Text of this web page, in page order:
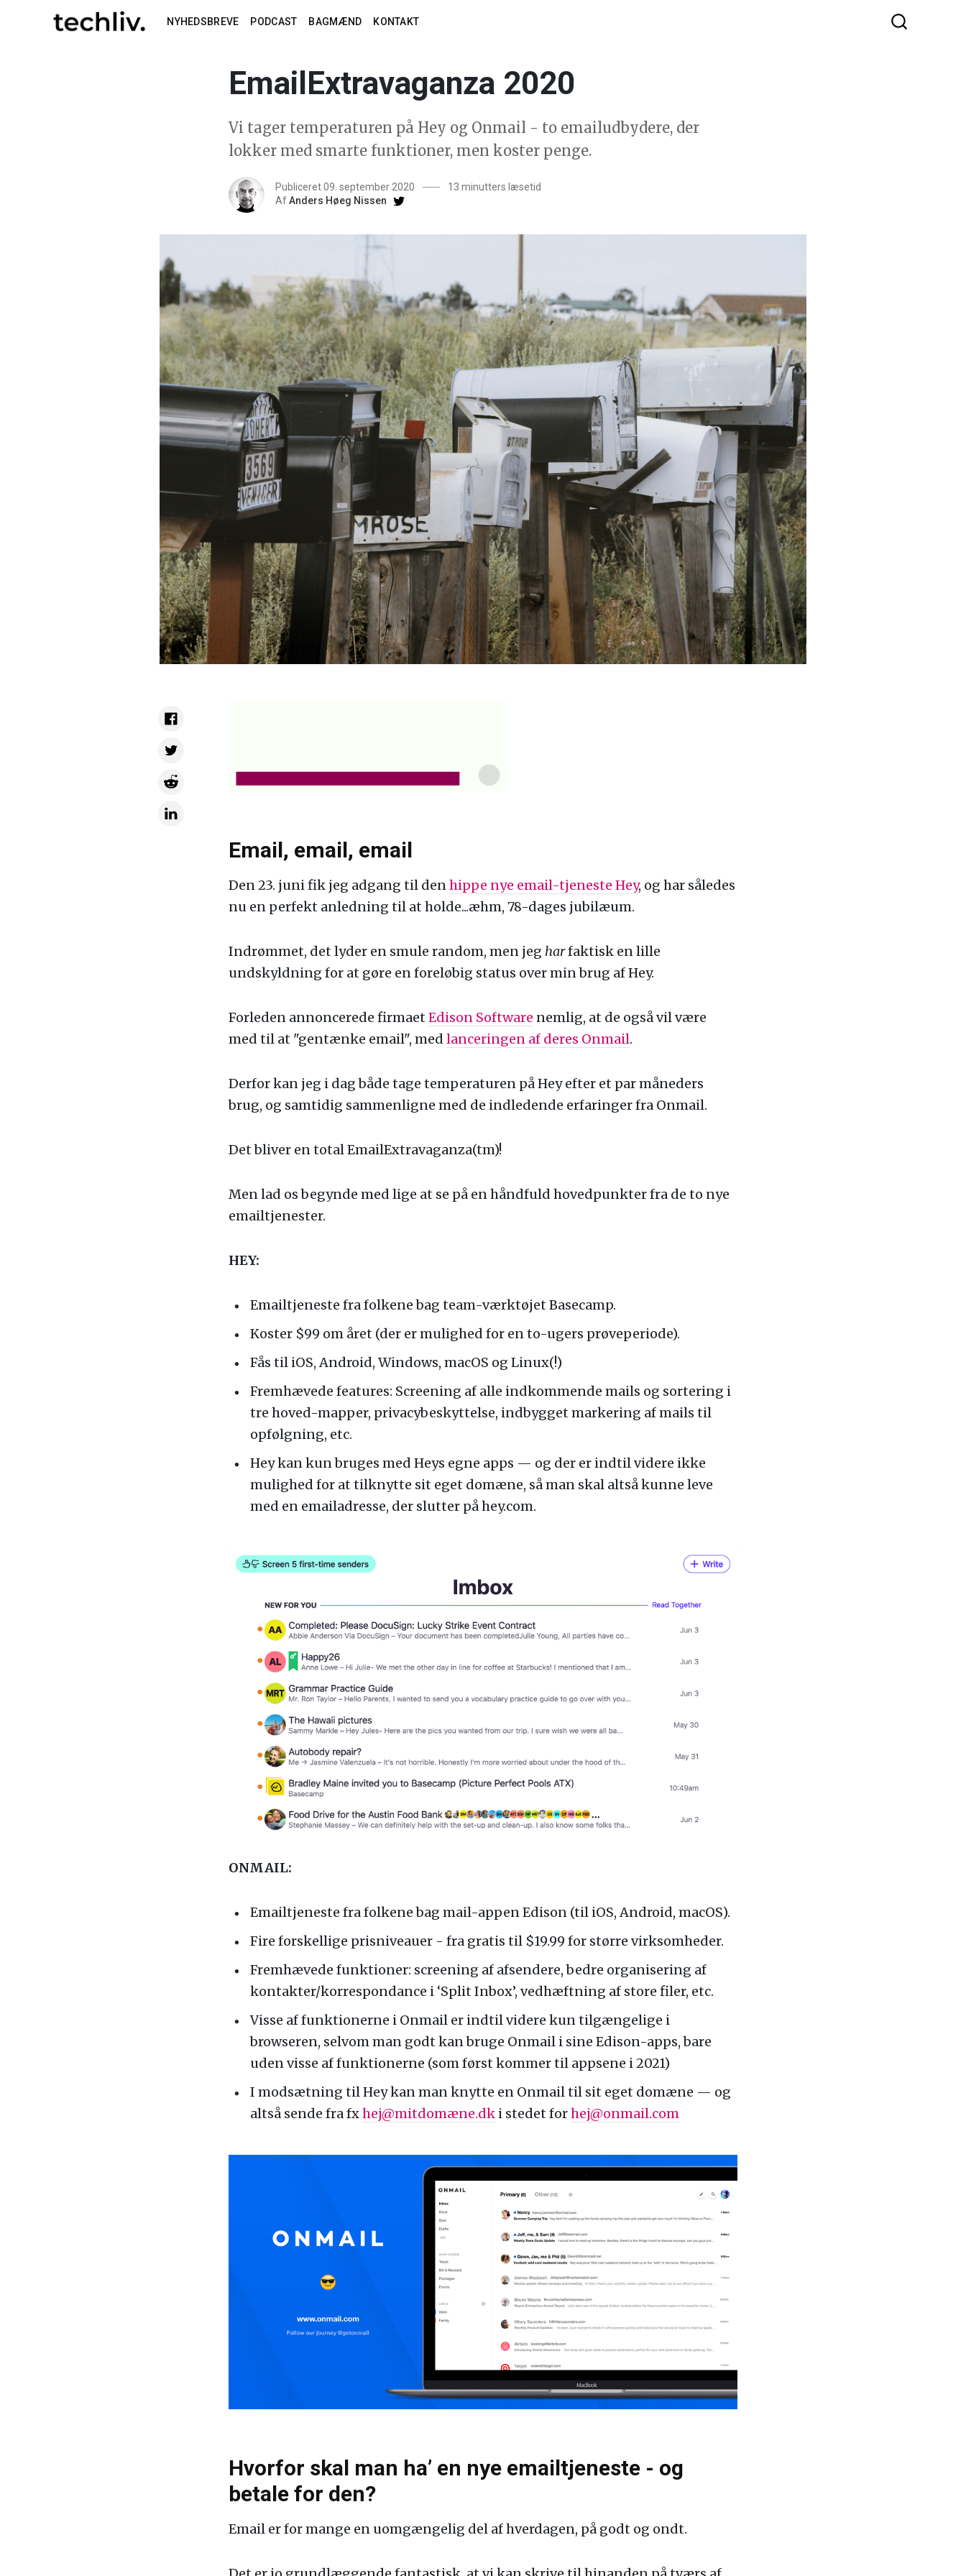
NYHEDSBREVE PODCAST BAGMÆND KONTAKT
EmailExtravaganza 2020
Vi tager temperaturen på Hey og Onmail - to emailudbydere, der
lokker med smarte funktioner, men koster penge.
Publiceret 09. september 2020
13 minutters læsetid
AfAnders Høeg Nissen
Email, email, email
Den 23. juni fik jeg adgang til denhippe nye email-tjeneste Hey, og har således
nu en perfekt anledning til at holde...æhm, 78-dages jubilæum.
Indrømmet, det lyder en smule random, men jeg harfaktisk en lille
undskyldning for at gøre en foreløbig status over min brug af Hey.
Forleden annoncerede firmaet Edison Software nemlig, at de også vil være
med til at "gentænke email", med lanceringen af deres Onmail.
Derfor kan jeg i dag både tage temperaturen på Hey efter et par måneders
brug, og samtidig sammenligne med de indledende erfaringer fra Onmail.
Det bliver en total EmailExtravaganza(tm)!
Men lad os begynde med lige at se på en håndfuld hovedpunkter fra de to nye
emailtjenester.
HEY:
Emailtjeneste fra folkene bag team-værktøjet Basecamp.
Koster $99 om året (der er mulighed for en to-ugers prøveperiode).
Fås til iOS, Android, Windows, macOS og Linux(!)
Fremhævede features: Screening af alle indkommende mails og sortering i
tre hoved-mapper, privacybeskyttelse, indbygget markering af mails til
opfølgning, etc.
Hey kan kun bruges med Heys egne apps — og der er indtil videre ikke
mulighed for at tilknytte sit eget domæne, så man skal altså kunne leve
med en emailadresse, der slutter på hey.com.
ONMAIL:
Emailtjeneste fra folkene bag mail-appen Edison (til iOS, Android, macOS).
Fire forskellige prisniveauer - fra gratis til $19.99 for større virksomheder.
Fremhævede funktioner: screening af afsendere, bedre organisering af
kontakter/korrespondance i ‘Split Inbox’, vedhæftning af store filer, etc.
Visse af funktionerne i Onmail er indtil videre kun tilgængelige i
browseren, selvom man godt kan bruge Onmail i sine Edison-apps, bare
uden visse af funktionerne (som først kommer til appsene i 2021)
I modsætning til Hey kan man knytte en Onmail til sit eget domæne — og
altså sende fra fxhej@mitdomæne.dk i stedet forhej@onmail.com
Hvorfor skal man ha’ en nye emailtjeneste - og
betale for den?
Email er for mange en uomgængelig del af hverdagen, på godt og ondt.